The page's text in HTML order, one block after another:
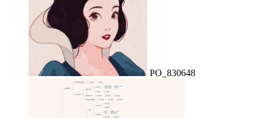
PO_830648